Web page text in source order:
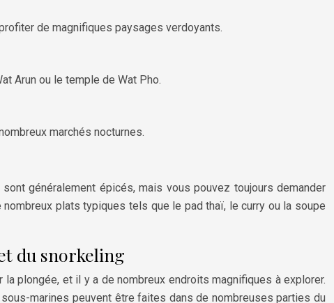
de magnifiques paysages verdoyants.
Arun ou le temple de Wat Pho.
marchés nocturnes.
généralement épicés, mais vous pouvez toujours demander
plats typiques tels que le pad thaï, le curry ou la soupe
du snorkeling
plongée, et il y a de nombreux endroits magnifiques à explorer.
marines peuvent être faites dans de nombreuses parties du